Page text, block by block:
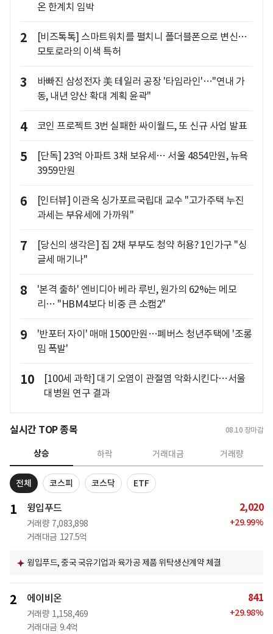
온 한계치 임박
2
[비즈톡톡] 스마트워치를 펼치니 폴더블폰으로 변신…
모토로라의 이색 특허
3
바빠진 삼성전자 美 테일러 공장 '타임라인'…"연내 가
동, 내년 양산 확대 계획 윤곽"
4 코인 프로젝트 3번 실패한 싸이월드, 또 신규 사업 발표
5
[단독] 23억 아파트 3채 보유세… 서울 4854만원, 뉴욕
3959만원
6
[인터뷰] 이관옥 싱가포르국립대 교수 "고가주택 누진
과세는 부유세에 가까워"
7
[당신의 생각은] 집 2채 부부도 청약 허용? 1인가구 "싱
글세 매기나"
8
'본격 출하' 엔비디아 베라 루빈, 원가의 62%는 메모
리… "HBM4보다 비중 큰 소캠2"
9
'반포터 자이' 매매 1500만원…폐버스 청년주택에 '조롱
밈 폭발'
10
[100세 과학] 대기 오염이 관절염 악화시킨다…서울
대병원 연구 결과
실시간 TOP 종목 08.10 장마감
상승 하락 거래대금 거래량
전체 코스피 코스닥 ETF
1 윙입푸드
거래량 7,083,898
거래대금 127.5억
2,020
+29.99%
윙입푸드, 중국 국유기업과 육가공 제품 위탁생산계약 체결
2 에이비온
거래량 1,158,469
거래대금 9.4억
841
+29.98%